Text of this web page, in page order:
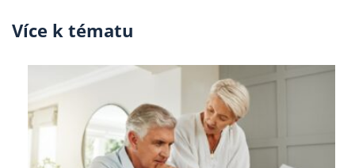
Více k tématu